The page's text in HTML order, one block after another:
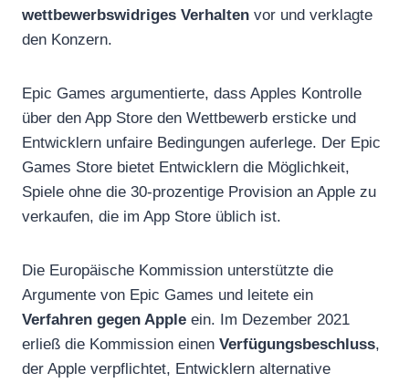
wettbewerbswidriges Verhalten vor und verklagte
den Konzern.
Epic Games argumentierte, dass Apples Kontrolle
über den App Store den Wettbewerb ersticke und
Entwicklern unfaire Bedingungen auferlege. Der Epic
Games Store bietet Entwicklern die Möglichkeit,
Spiele ohne die 30-prozentige Provision an Apple zu
verkaufen, die im App Store üblich ist.
Die Europäische Kommission unterstützte die
Argumente von Epic Games und leitete ein
Verfahren gegen Apple ein. Im Dezember 2021
erließ die Kommission einen Verfügungsbeschluss,
der Apple verpflichtet, Entwicklern alternative